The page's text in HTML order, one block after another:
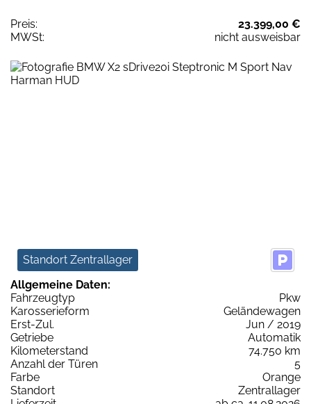
Preis:
23.399,00 €
MWSt:
nicht ausweisbar
Standort Zentrallager
Allgemeine Daten:
Fahrzeugtyp
Pkw
Karosserieform
Geländewagen
Erst-Zul.
Jun / 2019
Getriebe
Automatik
Kilometerstand
74.750 km
Anzahl der Türen
5
Farbe
Orange
Standort
Zentrallager